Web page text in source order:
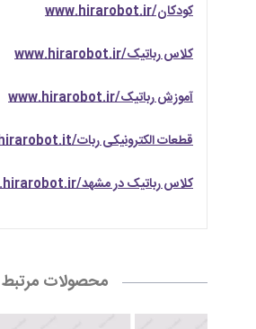
کودکان/www.hirarobot.ir
کلاس رباتیک/www.hirarobot.ir
آموزش رباتیک/www.hirarobot.ir
قطعات الکترونیکی ربات/www.hirarobot.it
کلاس رباتیک در مشهد/www.hirarobot.ir
محصولات مرتبط